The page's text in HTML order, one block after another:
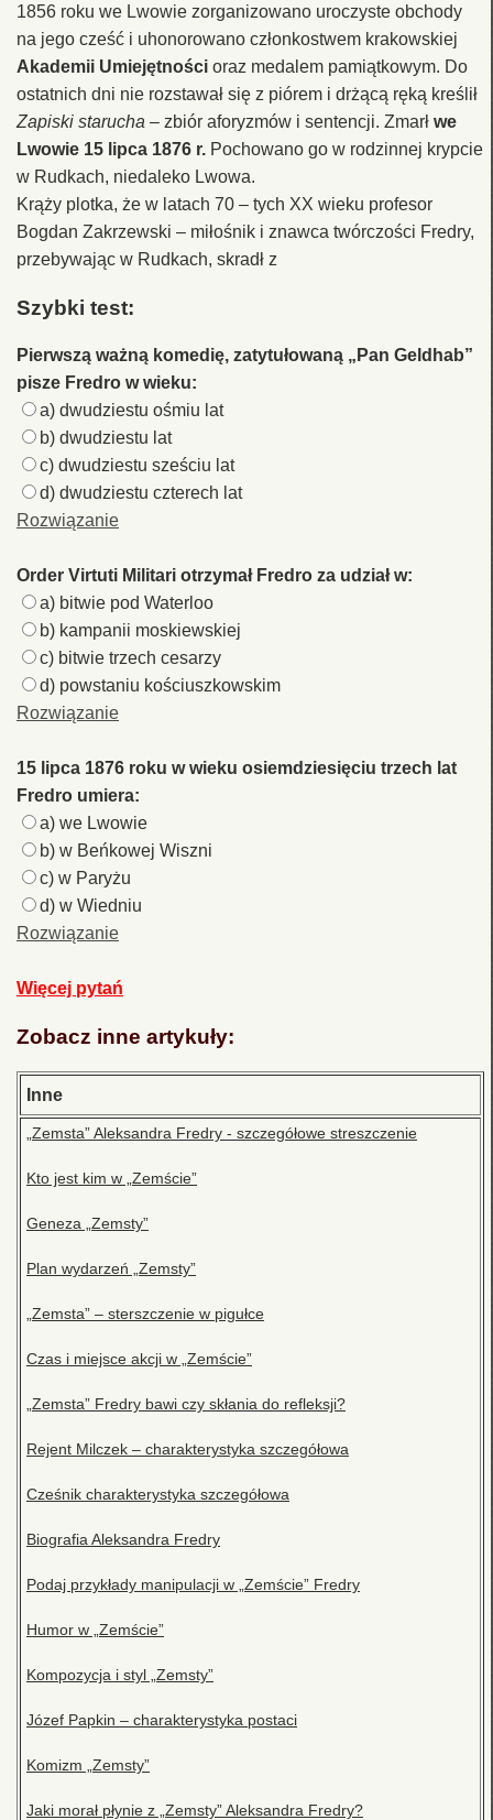
1856 roku we Lwowie zorganizowano uroczyste obchody
na jego cześć i uhonorowano członkostwem krakowskiej
Akademii Umiejętności oraz medalem pamiątkowym. Do
ostatnich dni nie rozstawał się z piórem i drżącą ręką kreślił
Zapiski starucha – zbiór aforyzmów i sentencji. Zmarł we
Lwowie 15 lipca 1876 r. Pochowano go w rodzinnej krypcie
w Rudkach, niedaleko Lwowa.
Krąży plotka, że w latach 70 – tych XX wieku profesor
Bogdan Zakrzewski – miłośnik i znawca twórczości Fredry,
przebywając w Rudkach, skradł z
Szybki test:
Pierwszą ważną komedię, zatytułowaną „Pan Geldhab”
pisze Fredro w wieku:
a) dwudziestu ośmiu lat
b) dwudziestu lat
c) dwudziestu sześciu lat
d) dwudziestu czterech lat
Rozwiązanie
Order Virtuti Militari otrzymał Fredro za udział w:
a) bitwie pod Waterloo
b) kampanii moskiewskiej
c) bitwie trzech cesarzy
d) powstaniu kościuszkowskim
Rozwiązanie
15 lipca 1876 roku w wieku osiemdziesięciu trzech lat
Fredro umiera:
a) we Lwowie
b) w Beńkowej Wiszni
c) w Paryżu
d) w Wiedniu
Rozwiązanie
Więcej pytań
Zobacz inne artykuły:
Inne
„Zemsta” Aleksandra Fredry - szczegółowe streszczenie
Kto jest kim w „Zemście”
Geneza „Zemsty”
Plan wydarzeń „Zemsty”
„Zemsta” – sterszczenie w pigułce
Czas i miejsce akcji w „Zemście”
„Zemsta” Fredry bawi czy skłania do refleksji?
Rejent Milczek – charakterystyka szczegółowa
Cześnik charakterystyka szczegółowa
Biografia Aleksandra Fredry
Podaj przykłady manipulacji w „Zemście” Fredry
Humor w „Zemście”
Kompozycja i styl „Zemsty”
Józef Papkin – charakterystyka postaci
Komizm „Zemsty”
Jaki morał płynie z „Zemsty” Aleksandra Fredry?